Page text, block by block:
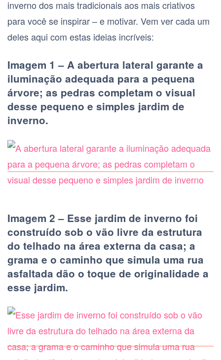
inverno dos mais tradicionais aos mais criativos
para você se inspirar – e motivar. Vem ver cada um
deles aqui com estas ideias incríveis:
Imagem 1 – A abertura lateral garante a
iluminação adequada para a pequena
árvore; as pedras completam o visual
desse pequeno e simples jardim de
inverno.
Imagem 2 – Esse jardim de inverno foi
construído sob o vão livre da estrutura
do telhado na área externa da casa; a
grama e o caminho que simula uma rua
asfaltada dão o toque de originalidade a
esse jardim.